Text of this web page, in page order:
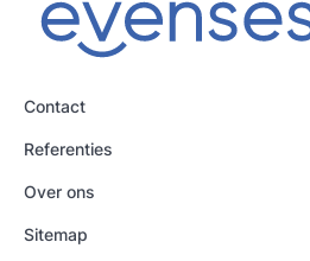
Contact
Referenties
Over ons
Sitemap